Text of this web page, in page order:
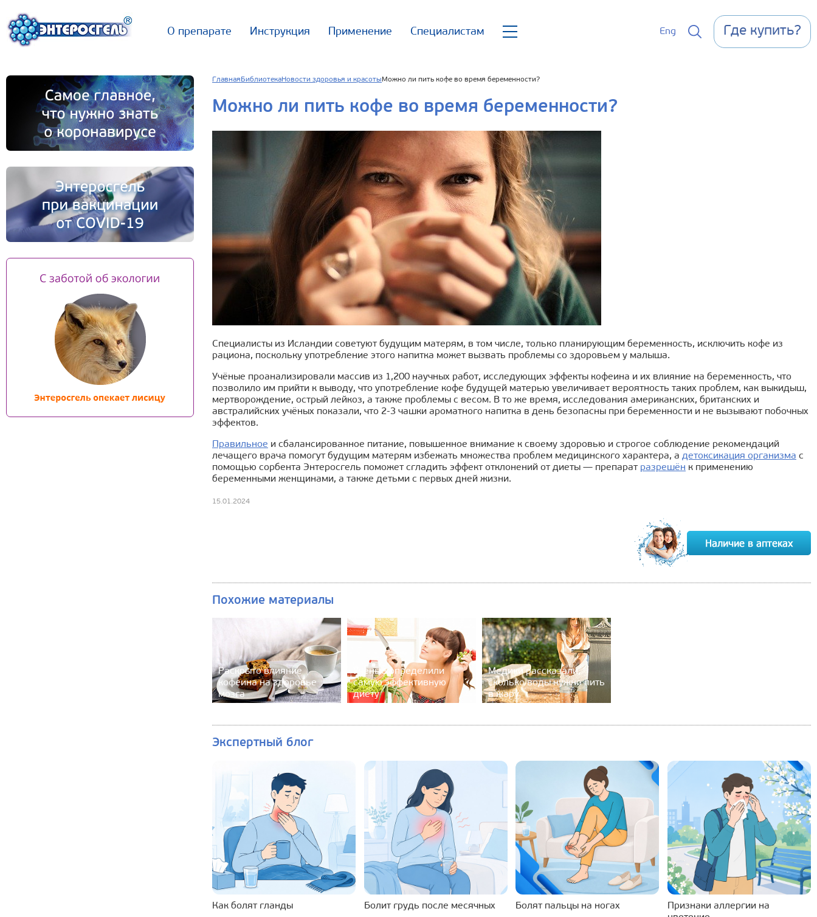
О препарате Инструкция Применение Специалистам Eng Где купить?
Главная БиблиотекаНовости здоровья и красоты Можно ли пить кофе во время беременности?
Можно ли пить кофе во время беременности?
Специалисты из Исландии советуют будущим матерям, в том числе, только планирующим беременность, исключить кофе из
рациона, поскольку употребление этого напитка может вызвать проблемы со здоровьем у малыша.
Учёные проанализировали массив из 1,200 научных работ, исследующих эффекты кофеина и их влияние на беременность, что
позволило им прийти к выводу, что употребление кофе будущей матерью увеличивает вероятность таких проблем, как выкидыш,
мертворождение, острый лейкоз, а также проблемы с весом. В то же время, исследования американских, британских и
австралийских учёных показали, что 2-3 чашки ароматного напитка в день безопасны при беременности и не вызывают побочных
эффектов.
Правильное и сбалансированное питание, повышенное внимание к своему здоровью и строгое соблюдение рекомендаций
лечащего врача помогут будущим матерям избежать множества проблем медицинского характера, а детоксикация организма с
помощью сорбента Энтеросгель поможет сгладить эффект отклонений от диеты — препарат разрешён к применению
беременными женщинами, а также детьми с первых дней жизни.
15.01.2024
Похожие материалы
Раскрыто влияние
кофеина на здоровье
мозга
Учёные определили
самую эффективную
диету
Медики рассказали,
сколько воды нужно пить
в жару
Экспертный блог
Как болят гланды Болит грудь после месячных Болят пальцы на ногах
Признаки аллергии на